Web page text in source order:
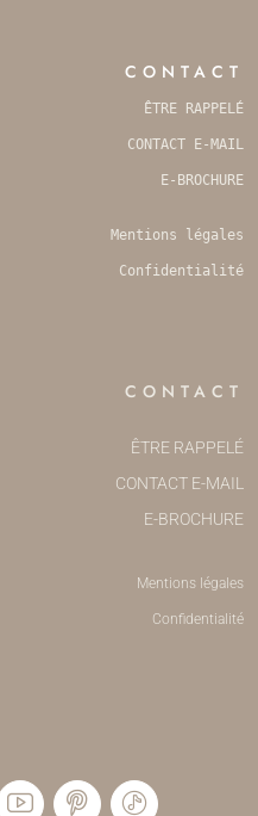
CONTACT
ÊTRE RAPPELÉ
CONTACT E-MAIL
E-BROCHURE
Mentions légales
Confidentialité
CONTACT
ÊTRE RAPPELÉ
CONTACT E-MAIL
E-BROCHURE
Mentions légales
Confidentialité